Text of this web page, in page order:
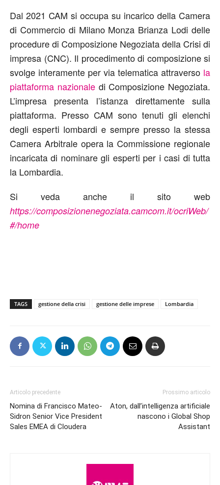
Dal 2021 CAM si occupa su incarico della Camera
di Commercio di Milano Monza Brianza Lodi delle
procedure di Composizione Negoziata della Crisi di
impresa (CNC). Il procedimento di composizione si
svolge interamente per via telematica attraverso la
piattaforma nazionaledi Composizione Negoziata.
L’impresa presenta l’istanza direttamente sulla
piattaforma. Presso CAM sono tenuti gli elenchi
degli esperti lombardi e sempre presso la stessa
Camera Arbitrale opera la Commissione regionale
incaricata di nominare gli esperti per i casi di tutta
la Lombardia.
Si veda anche il sito web
https://composizionenegoziata.camcom.it/ocriWeb/
#/home
TAGS gestione della crisi gestione delle imprese Lombardia
Articolo precedente
Nomina di Francisco Mateo-
Sidron Senior Vice President
Sales EMEA di Cloudera
Prossimo articolo
Aton, dall’intelligenza artificiale
nascono i Global Shop
Assistant